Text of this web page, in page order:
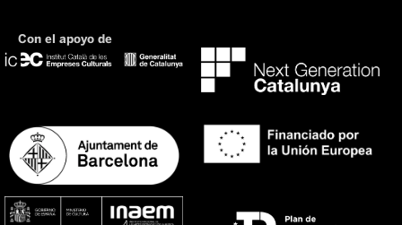
Con el apoyo de